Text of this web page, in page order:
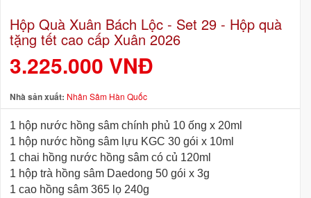
Hộp Quà Xuân Bách Lộc - Set 29 - Hộp quà
tặng tết cao cấp Xuân 2026
3.225.000 VNĐ
Nhà sản xuất: Nhân Sâm Hàn Quốc
1 hộp nước hồng sâm chính phủ 10 ống x 20ml
1 hộp nước hồng sâm lựu KGC 30 gói x 10ml
1 chai hồng nước hồng sâm có củ 120ml
1 hộp trà hồng sâm Daedong 50 gói x 3g
1 cao hồng sâm 365 lọ 240g